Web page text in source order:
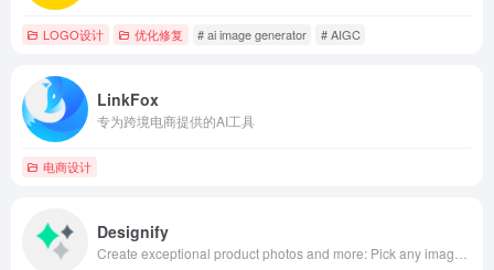
LOGO设计 优化修复 # ai image generator # AIGC
LinkFox
专为跨境电商提供的AI工具
电商设计
Designify